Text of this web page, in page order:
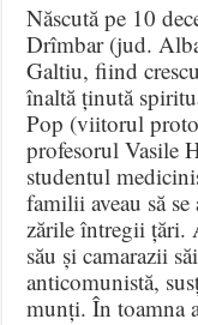
Născută pe 10
Drîmbar (jud.
Galtiu, fiind
înaltă ținută
Pop (viitorul
profesorul Vasile
studentul
familii aveau să
zările întregii țări.
său și camarazii
anticomunistă,
munți. În toamna